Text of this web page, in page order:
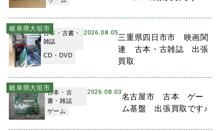
岐阜県大垣市
古本・古書・
雑誌
CD・DVD
2026.08.05
三重県四日市市 映画関
連 古本・古雑誌 出張
買取
岐阜県大垣市
古本・古
書・雑誌
ゲーム
2026.08.03
名古屋市 古本 ゲー
ム基盤 出張買取です♪